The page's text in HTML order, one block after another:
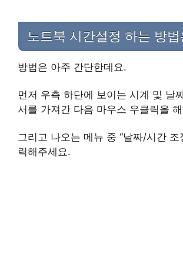
노트북 시간설정 하는 방법
방법은 아주 간단한데요.
먼저 우측 하단에 보이는 시계 및 날
서를 가져간 다음 마우스 우클릭을
그리고 나오는 메뉴 중 “날짜/시간 조
릭해주세요.